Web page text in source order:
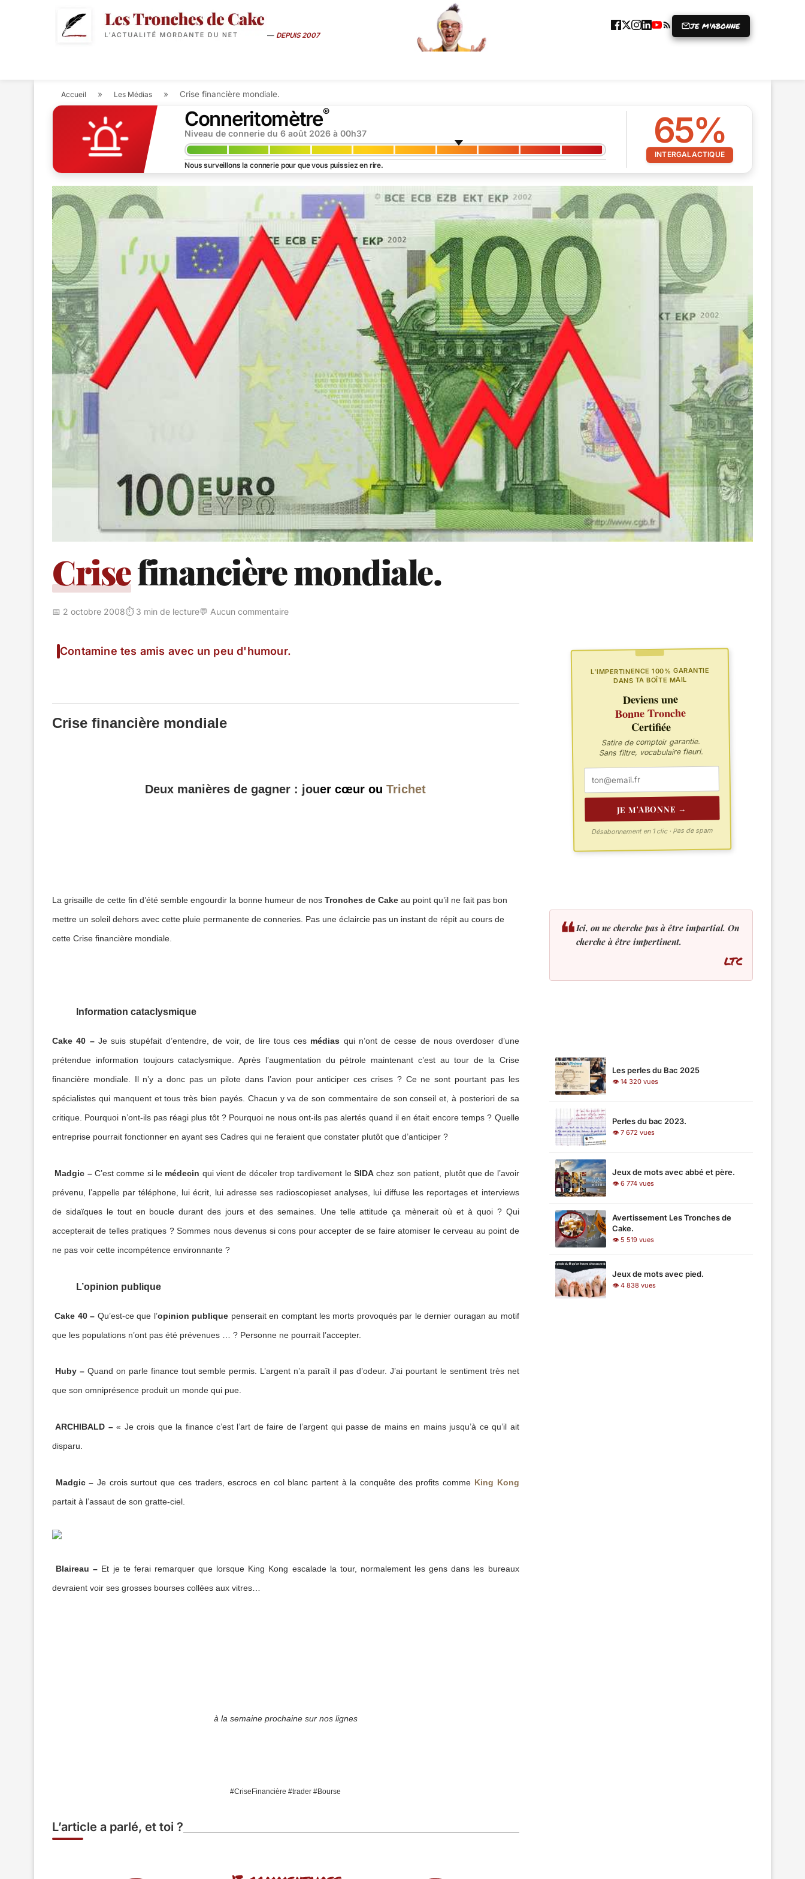
— DEPUIS 2007
JE M'ABONNE
Accueil » Les Médias » Crise financière mondiale.
Conneritomètre®
Niveau de connerie du 6 août 2026 à 00h37
Nous surveillons la connerie pour que vous puissiez en rire.
65%
INTERGALACTIQUE
Crisefinancière mondiale.
📅 2 octobre 2008⏱️ 3 min de lecture💬 Aucun commentaire
Contamine tes amis avec un peu d'humour.
Crise financière mondiale
Deux manières de gagner : jouer cœur ouTrichet
La grisaille de cette fin d’été semble engourdir la bonne humeur de nos Tronches de Cake au point qu’il ne fait pas bon
mettre un soleil dehors avec cette pluie permanente de conneries. Pas une éclaircie pas un instant de répit au cours de
cette Crise financière mondiale.
Information cataclysmique
Cake 40 – Je suis stupéfait d’entendre, de voir, de lire tous ces médias qui n’ont de cesse de nous overdoser d’une
prétendue information toujours cataclysmique. Après l’augmentation du pétrole maintenant c’est au tour de la Crise
financière mondiale. Il n’y a donc pas un pilote dans l’avion pour anticiper ces crises ? Ce ne sont pourtant pas les
spécialistes qui manquent et tous très bien payés. Chacun y va de son commentaire de son conseil et, à posteriori de sa
critique. Pourquoi n’ont-ils pas réagi plus tôt ? Pourquoi ne nous ont-ils pas alertés quand il en était encore temps ? Quelle
entreprise pourrait fonctionner en ayant ses Cadres qui ne feraient que constater plutôt que d’anticiper ?
Madgic –C’est comme si le médecin qui vient de déceler trop tardivement leSIDA chez son patient, plutôt que de l’avoir
prévenu, l’appelle par téléphone, lui écrit, lui adresse ses radioscopieset analyses, lui diffuse les reportages et interviews
de sidaïques le tout en boucle durant des jours et des semaines. Une telle attitude ça mènerait où et à quoi ? Qui
accepterait de telles pratiques ? Sommes nous devenus si cons pour accepter de se faire atomiser le cerveau au point de
ne pas voir cette incompétence environnante ?
L’opinion publique
Cake 40 – Qu’est-ce que l’opinion publique penserait en comptant les morts provoqués par le dernier ouragan au motif
que les populations n’ont pas été prévenues … ? Personne ne pourrait l’accepter.
Huby – Quand on parle finance tout semble permis. L’argent n’a paraît il pas d’odeur. J’ai pourtant le sentiment très net
que son omniprésence produit un monde qui pue.
ARCHIBALD –« Je crois que la finance c’est l’art de faire de l’argent qui passe de mains en mains jusqu’à ce qu’il ait
disparu.
Madgic – Je crois surtout que ces traders, escrocs en col blanc partent à la conquête des profits comme King Kong
partait à l’assaut de son gratte-ciel.
Blaireau – Et je te ferai remarquer que lorsque King Kong escalade la tour, normalement les gens dans les bureaux
devraient voir ses grosses bourses collées aux vitres…
à la semaine prochaine sur nos lignes
#CriseFinancière #trader #Bourse
L’article a parlé, et toi ?
L'IMPERTINENCE 100% GARANTIE
DANS TA BOÎTE MAIL
Deviens une
Bonne Tronche
Certifiée
Satire de comptoir garantie.
Sans filtre, vocabulaire fleuri.
JE M'ABONNE →
Désabonnement en 1 clic · Pas de spam
❝Ici, on ne cherche pas à être impartial. On
cherche à être impertinent.
LTC
Les perles du Bac 2025
👁 14 320 vues
Perles du bac 2023.
👁 7 672 vues
Jeux de mots avec abbé et père.
👁 6 774 vues
Avertissement Les Tronches de
Cake.
👁 5 519 vues
Jeux de mots avec pied.
👁 4 838 vues